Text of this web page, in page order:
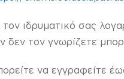
τον ιδρυματικό σας
δεν τον γνωρίζετε
να εγγραφείτε